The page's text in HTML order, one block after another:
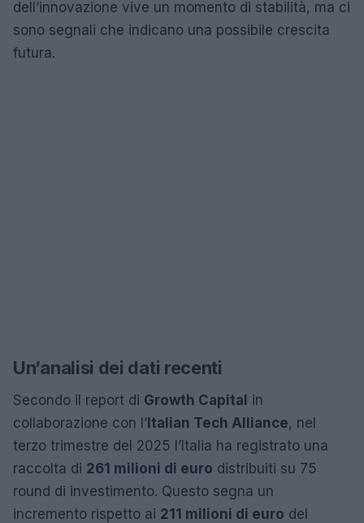
dell’innovazione vive un momento di stabilità, ma ci
sono segnali che indicano una possibile crescita
futura.
Un’analisi dei dati recenti
Secondo il report di Growth Capital in
collaborazione con l’Italian Tech Alliance, nel
terzo trimestre del 2025 l’Italia ha registrato una
raccolta di 261 milioni di euro distribuiti su 75
round di investimento. Questo segna un
incremento rispetto ai 211 milioni di euro del